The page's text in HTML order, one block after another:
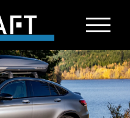
springen
springen
springen